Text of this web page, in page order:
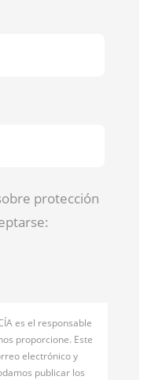
protección
es el responsable
proporcione. Este
electrónico y
publicar los